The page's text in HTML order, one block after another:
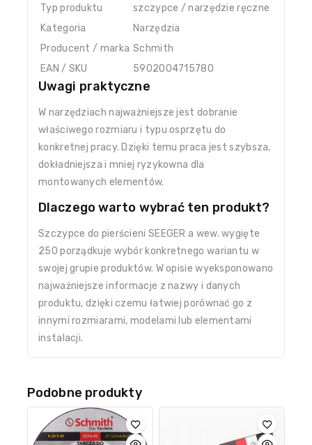
Typ produktu
szczypce / narzędzie ręczne
Kategoria
Narzędzia
Producent / marka Schmith
EAN / SKU
5902004715780
Uwagi praktyczne
W narzędziach najważniejsze jest dobranie
właściwego rozmiaru i typu osprzętu do
konkretnej pracy. Dzięki temu praca jest szybsza,
dokładniejsza i mniej ryzykowna dla
montowanych elementów.
Dlaczego warto wybrać ten produkt?
Szczypce do pierścieni SEEGER a wew. wygięte
250 porządkuje wybór konkretnego wariantu w
swojej grupie produktów. W opisie wyeksponowano
najważniejsze informacje z nazwy i danych
produktu, dzięki czemu łatwiej porównać go z
innymi rozmiarami, modelami lub elementami
instalacji.
Podobne produkty